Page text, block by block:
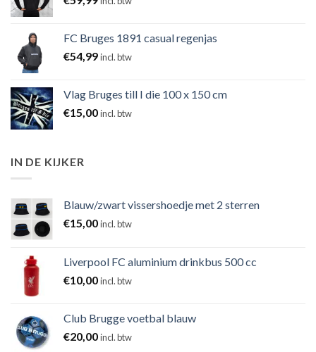
FC Bruges 1891 casual regenjas
€54,99incl. btw
Vlag Bruges till I die 100 x 150 cm
€15,00incl. btw
IN DE KIJKER
Blauw/zwart vissershoedje met 2 sterren
€15,00incl. btw
Liverpool FC aluminium drinkbus 500 cc
€10,00incl. btw
Club Brugge voetbal blauw
€20,00incl. btw